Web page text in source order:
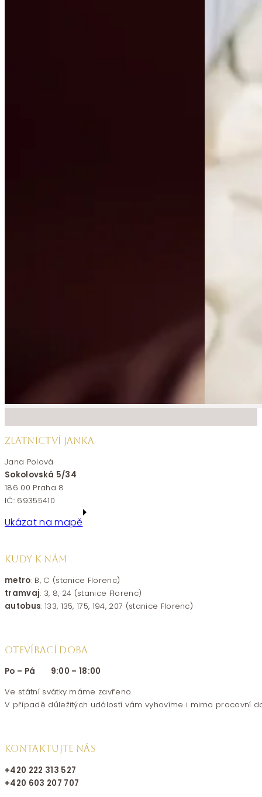
ZLATNICTVÍ JANKA
Jana Polová
Sokolovská 5/34
186 00 Praha 8
IČ: 69355410
Ukázat na mapě
KUDY K NÁM
metro: B, C (stanice Florenc)
tramvaj: 3, 8, 24 (stanice Florenc)
autobus: 133, 135, 175, 194, 207 (stanice Florenc)
OTEVÍRACÍ DOBA
Po – Pá 9:00 – 18:00
Ve státní svátky máme zavřeno.
V případě důležitých událostí vám vyhovíme i mimo pracovní
KONTAKTUJTE NÁS
+420 222 313 527
+420 603 207 707